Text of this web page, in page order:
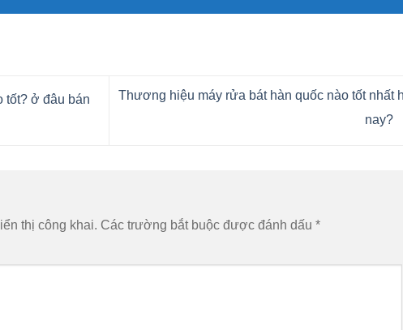
tốt? ở đâu bán
Thương hiệu máy rửa bát hàn quốc nào tốt nhất
nay?
thị công khai. Các trường bắt buộc được đánh dấu *